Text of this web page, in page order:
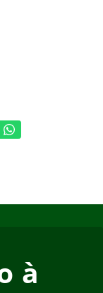
WhatsApp